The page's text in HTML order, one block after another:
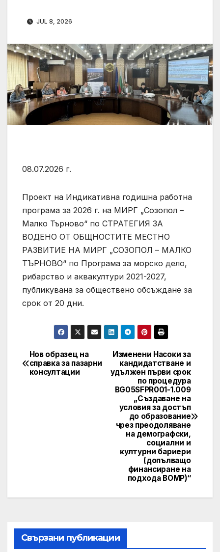
JUL 8, 2026
08.07.2026 г.
Проект на Индикативна годишна работна
програма за 2026 г. на МИРГ „Созопол –
Малко Търново“ по СТРАТЕГИЯ ЗА
ВОДЕНО ОТ ОБЩНОСТИТЕ МЕСТНО
РАЗВИТИЕ НА МИРГ „СОЗОПОЛ – МАЛКО
ТЪРНОВО“ по Програма за морско дело,
рибарство и аквакултури 2021-2027,
публикувана за обществено обсъждане за
срок от 20 дни.
Post
navigation
Изменени Насоки за
кандидатстване и
удължен първи срок
по процедура
BG05SFPR001-1.009
„Създаване на
условия за достъп
до образование
чрез преодоляване
на демографски,
социални и
културни бариери
(допълващо
финансиране на
подхода ВОМР)“
Нов образец на
справка за пазарни
консултации
Свързани публикации